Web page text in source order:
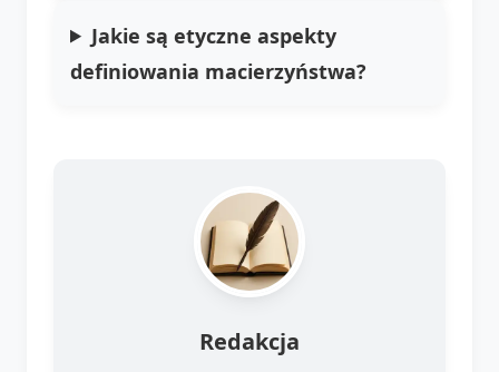
Jakie są etyczne aspekty
definiowania macierzyństwa?
Redakcja